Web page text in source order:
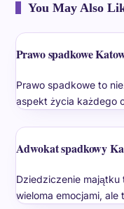
You May Also
Prawo spadkowe
Prawo spadkowe to
aspekt życia każdego
Adwokat spadkowy
Dziedziczenie
wieloma emocjami,